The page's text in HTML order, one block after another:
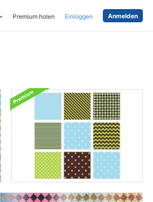
Premium holen Einloggen Anmelden